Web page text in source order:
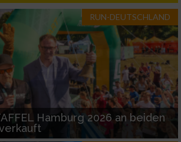
RUN-DEUTSCHLAND
Hamburg 2026 an beiden
zur Auswahl
von Inhalten
durch Statistiken
von Daten aus